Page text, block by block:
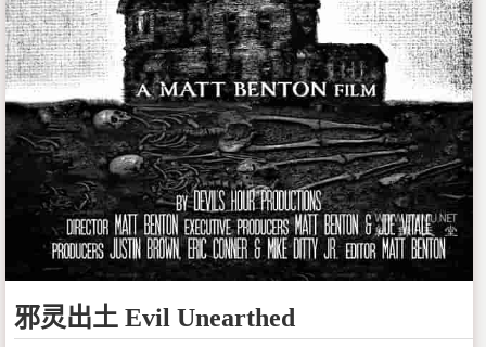
邪灵出土 Evil Unearthed